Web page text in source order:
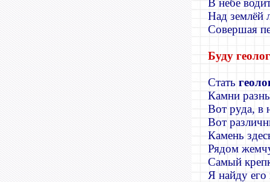
В небе
Над землёй
Совершая
Буду
Стать
Камни
Вот руда, в
Вот
Камень
Рядом
Самый
Я найду его